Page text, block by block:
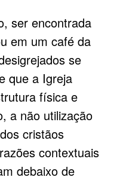
ser encontrada
em um café da
se
que a Igreja
física e
a não utilização
cristãos
contextuais
debaixo de